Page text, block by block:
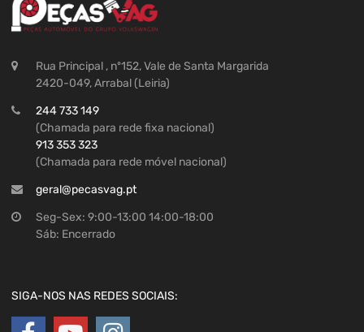
Rua Principal , nº152, Vale de Santa Margarida
2420-049, Arrabal (Leiria)
244 733 149
(Chamada para rede fixa nacional)
913 353 323
(Chamada para rede móvel nacional)
geral@pecasvag.pt
Seg-Sex: 9:00-13:00 14:00-18:00
Sáb: Encerrado
SIGA-NOS NAS REDES SOCIAIS: